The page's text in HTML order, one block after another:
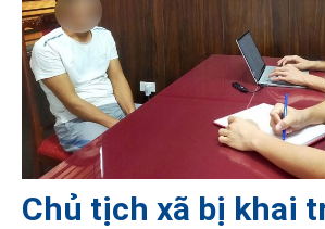
Chủ tịch xã bị khai